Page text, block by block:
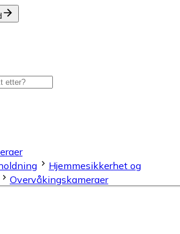
Hjemmesikkerhet og
Overvåkings­kameraer